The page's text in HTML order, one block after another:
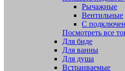
Рычажные
Вентильные
С
Посмотреть все
Для биде
Для ванны
Для душа
Встраиваемые